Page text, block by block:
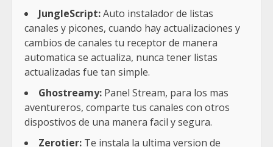
JungleScript:Auto instalador de listas
canales y picones, cuando hay actualizaciones y
cambios de canales tu receptor de manera
automatica se actualiza, nunca tener listas
actualizadas fue tan simple.
Ghostreamy: Panel Stream, para los mas
aventureros, comparte tus canales con otros
dispostivos de una manera facil y segura.
Zerotier: Te instala la ultima version de